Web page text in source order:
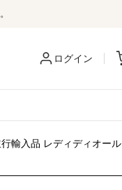
ログイン
輸入品 レディディオー